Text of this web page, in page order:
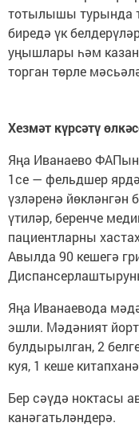
тотылышы турында
биредә үк
уңышлары һәм
торган төрле
Хезмәт күрсәтү
Яңа Иванаево
1се — фельдшер
үзләренә
үтиләр, беренче
пациентларны
Авылда 90 кешегә
Яңа Иванаевода
эшли. Мәдәният
булдырылган, 2
куя, 1 кеше
Бер сәүдә ноктасы
канәгатьләндерә.